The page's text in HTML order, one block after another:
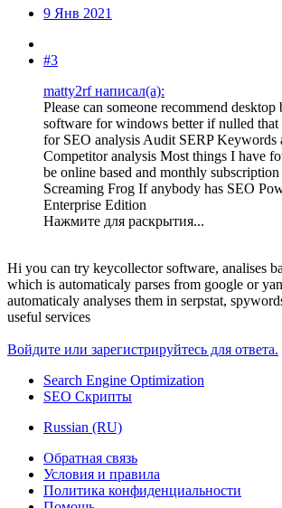
9 Янв 2021
#3
matty2rf написал(а):
Please can someone recommend desktop
software for windows better if nulled that
for SEO analysis Audit SERP Keywords
Competitor analysis Most things I have
be online based and monthly
Screaming Frog If anybody has SEO
Enterprise Edition
Нажмите для раскрытия...
Hi you can try keycollector software, analises
which is automaticaly parses from google or
automaticaly analyses them in serpstat,
useful services
Войдите или зарегистрируйтесь для ответа.
Search Engine Optimization
SEO Скрипты
Russian (RU)
Обратная связь
Условия и правила
Политика конфиденциальности